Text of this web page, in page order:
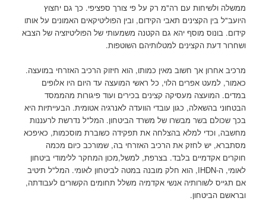
ממשלה ולשיחות עם רה"מ רק על פי צורך ספציפי. כך גם יחצוץ
היועב"ל בין הקצינים תאבי הקידום, ובין הפוליטיקאים האמונים על אותו
קידום. בונוס מוסף יהא גם הקטנה משמעותי של הפוליטיזציה של הצבא
ושחרור דעת הקצינים למטלותיהם השוטפות.
מרכיב אחרון אך חשוב מאין כמותו, הוא חיזוק הרכיב האזרחי במועצה.
כאמור, למעט אפרים הלוי, כל ראשי המועצה עד היום היו אלופים
במדים. המועצה מעסיקה קצינים בכירים ועוד פיגורות מהממסד
הבטחוני בהשאלה, כגון עובדי הוועדה לאנרגיה אטומית. הבעייתיות היא
בכך שכולם בשר מבשרו של משרד הביטחון. המל"ל נדרשת לרעננות
מחשבה, וכדי למלא בהצלחה את תפקידה כשוברת מוסכמות, כאיפכא
מסתברא, יש לחזק את הרכיב האזרחי בה, שמורכב כיום מכמה
חוקרים אקדמיים בלבד. בצרפת, למשל,מכון המחקר ללימודי ביטחון
לאומי, ה-IHDN, הוא חלק מובנה במטה לביטחון לאומי. המל"ל תיטיב
אם תגייס לשורותיה אנשי אקדמיה משלל תחומים הקשורים לעבודתה,
ובראשם הביטחון.